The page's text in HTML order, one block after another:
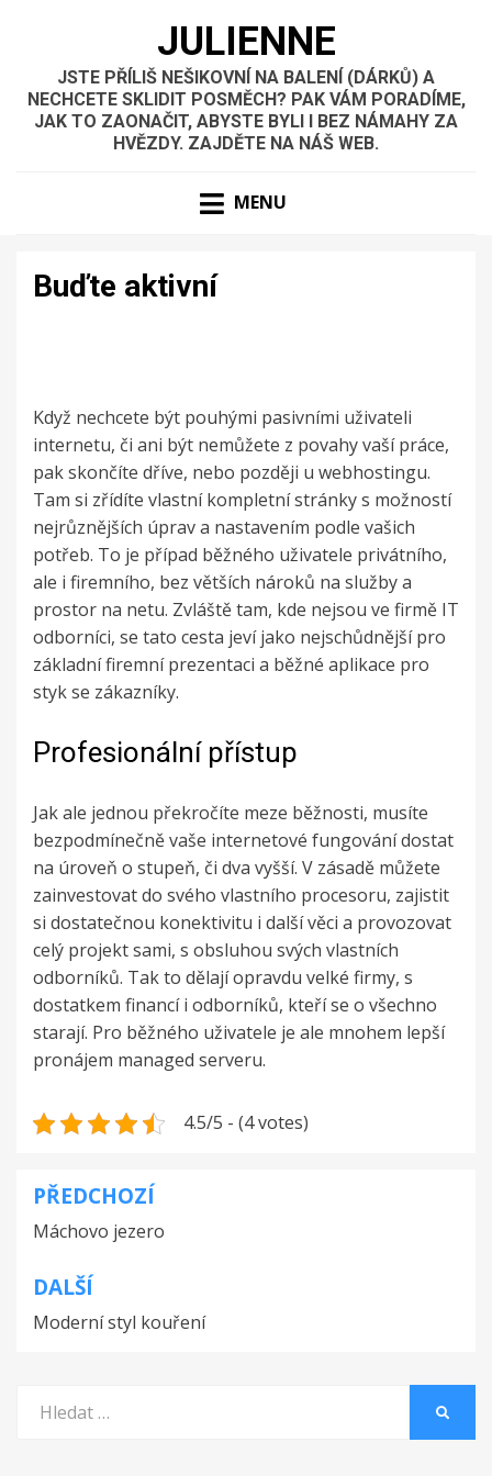
JULIENNE
JSTE PŘÍLIŠ NEŠIKOVNÍ NA BALENÍ (DÁRKŮ) A
NECHCETE SKLIDIT POSMĚCH? PAK VÁM PORADÍME,
JAK TO ZAONAČIT, ABYSTE BYLI I BEZ NÁMAHY ZA
HVĚZDY. ZAJDĚTE NA NÁŠ WEB.
MENU
Buďte aktivní
Když nechcete být pouhými pasivními uživateli
internetu, či ani být nemůžete z povahy vaší práce,
pak skončíte dříve, nebo později u webhostingu.
Tam si zřídíte vlastní kompletní stránky s možností
nejrůznějších úprav a nastavením podle vašich
potřeb. To je případ běžného uživatele privátního,
ale i firemního, bez větších nároků na služby a
prostor na netu. Zvláště tam, kde nejsou ve firmě IT
odborníci, se tato cesta jeví jako nejschůdnější pro
základní firemní prezentaci a běžné aplikace pro
styk se zákazníky.
Profesionální přístup
Jak ale jednou překročíte meze běžnosti, musíte
bezpodmínečně vaše internetové fungování dostat
na úroveň o stupeň, či dva vyšší. V zásadě můžete
zainvestovat do svého vlastního procesoru, zajistit
si dostatečnou konektivitu i další věci a provozovat
celý projekt sami, s obsluhou svých vlastních
odborníků. Tak to dělají opravdu velké firmy, s
dostatkem financí i odborníků, kteří se o všechno
starají. Pro běžného uživatele je ale mnohem lepší
pronájem managed serveru.
4.5/5 - (4 votes)
Navigace
pro
příspěvek
PŘEDCHOZÍ
Máchovo jezero
DALŠÍ
Moderní styl kouření